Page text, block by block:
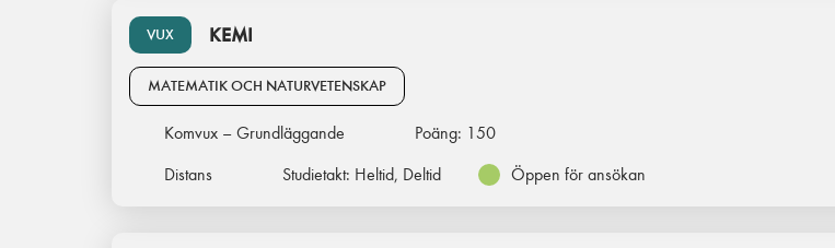
VUX KEMI
MATEMATIK OCH NATURVETENSKAP
Komvux – Grundläggande Poäng: 150
Distans
Studietakt: Heltid, Deltid Öppen för ansökan